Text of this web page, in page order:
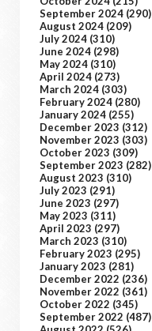
September 2024 (290)
August 2024 (209)
July 2024 (310)
June 2024 (298)
May 2024 (310)
April 2024 (273)
March 2024 (303)
February 2024 (280)
January 2024 (255)
December 2023 (312)
November 2023 (303)
October 2023 (309)
September 2023 (282)
August 2023 (310)
July 2023 (291)
June 2023 (297)
May 2023 (311)
April 2023 (297)
March 2023 (310)
February 2023 (295)
January 2023 (281)
December 2022 (236)
November 2022 (361)
October 2022 (345)
September 2022 (487)